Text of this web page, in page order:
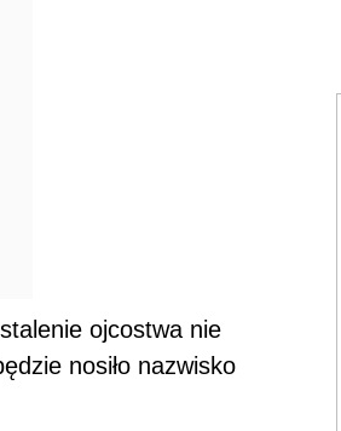
ojcostwa nie
nosiło nazwisko